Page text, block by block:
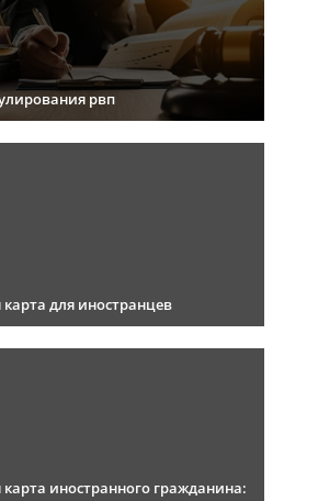
рвп
для иностранцев
иностранного гражданина: